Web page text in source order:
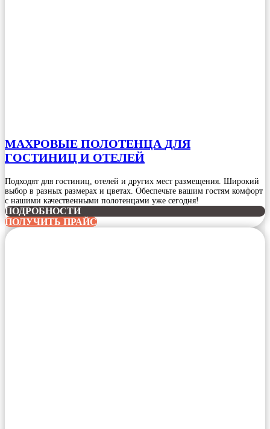
МАХРОВЫЕ ПОЛОТЕНЦА ДЛЯ
ГОСТИНИЦ И ОТЕЛЕЙ
Подходят для гостиниц, отелей и других мест размещения. Широкий
выбор в разных размерах и цветах. Обеспечьте вашим гостям комфорт
с нашими качественными полотенцами уже сегодня!
ПОДРОБНОСТИ
ПОЛУЧИТЬ ПРАЙС